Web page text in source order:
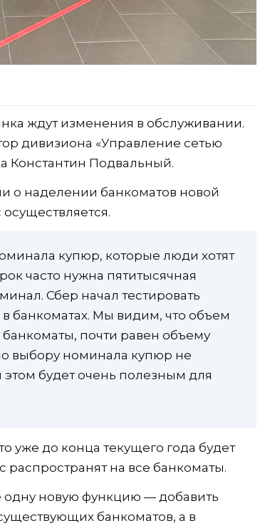
ждут изменения в обслуживании.
дивизиона «Управление сетью
Константин Подвальный.
о наделении банкоматов новой
купюр, которые люди хотят
часто нужна пятитысячная
Сбер начал тестировать
банкоматах. Мы видим, что объем
почти равен объему
выбору номинала купюр не
будет очень полезным для
уже до конца текущего года будет
на все банкоматы.
одну новую функцию — добавить
банкоматов, а в